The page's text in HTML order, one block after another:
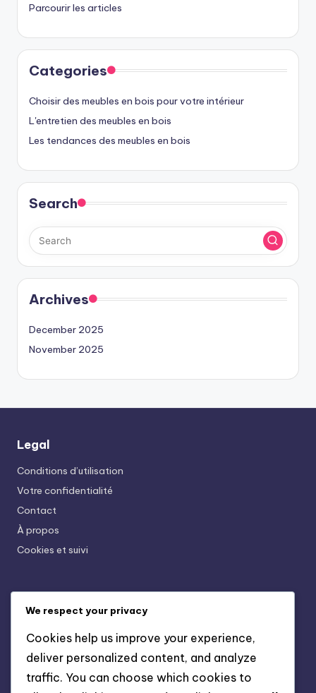
Parcourir les articles
Categories
Choisir des meubles en bois pour votre intérieur
L'entretien des meubles en bois
Les tendances des meubles en bois
Search
Archives
December 2025
November 2025
Legal
Conditions d’utilisation
Votre confidentialité
Contact
À propos
Cookies et suivi
Armoires En Bois De Pin: Légères, Économiques,
Pratiques
Meubles De Jardin En Bois: Traitement, Protection,
We respect your privacy
Cookies help us improve your experience,
deliver personalized content, and analyze
traffic. You can choose which cookies to